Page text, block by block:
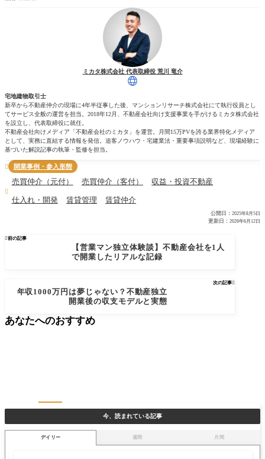
ミカタ株式会社 代表取締役 荒川 竜介
宅地建物取引士
新卒から不動産仲介の現場に4年半従事した後、マンションリサーチ株式会社にて執行役員とし
てサービス全般の運営を担当。2018年12月、不動産会社向け支援事業を手がけるミカタ株式会社
を設立し、代表取締役に就任。
不動産会社向けメディア「不動産会社のミカタ」を運営。月間15万PVを誇る業界特化メディア
として、実務に直結する情報を発信。追客ノウハウ・宅建業法・重要事項説明など、現場経験に
基づいた解説記事の執筆・監修を担当。
 開業事例・参入形態

売買仲介（元付） 売買仲介（客付） 収益・投資不動産
仕入れ・開発 賃貸管理 賃貸仲介
公開日： 2025年8月5日
更新日： 2026年6月12日
前の記事
【営業マン独立体験談】不動産会社を1人
で開業したリアルな記録
次の記事
年収1000万円は夢じゃない？不動産独立
開業後の収支モデルと実態
今、読まれている記事
デイリー 週間 月間
あなたへのおすすめ